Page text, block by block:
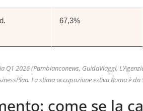
67,3%
2026 (Pambianconews, GuidaViaggi,
La stima occupazione estiva Roma è da
come se la